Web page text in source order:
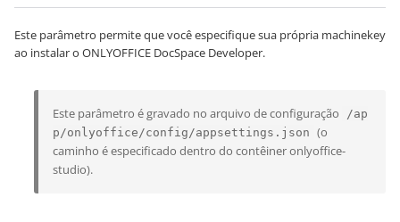
Este parâmetro permite que você especifique sua própria machinekey
ao instalar o ONLYOFFICE DocSpace Developer.
Este parâmetro é gravado no arquivo de configuração
/ap
p/onlyoffice/config/appsettings.json (o
caminho é especificado dentro do contêiner onlyoffice-
studio).